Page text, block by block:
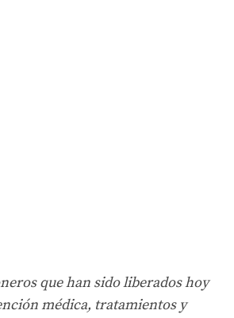
que han sido liberados hoy
médica, tratamientos y